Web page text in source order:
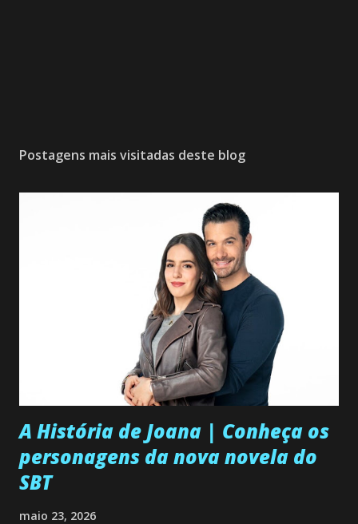
Postagens mais visitadas deste blog
A História de Joana | Conheça os
personagens da nova novela do
SBT
maio 23, 2026